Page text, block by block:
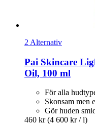
2 Alternativ
Pai Skincare
Oil, 100 ml
För alla
Skonsam men
Gör huden
460 kr (4 600 kr / l)